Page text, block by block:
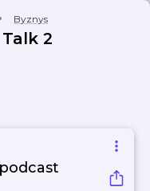
Byznys
2